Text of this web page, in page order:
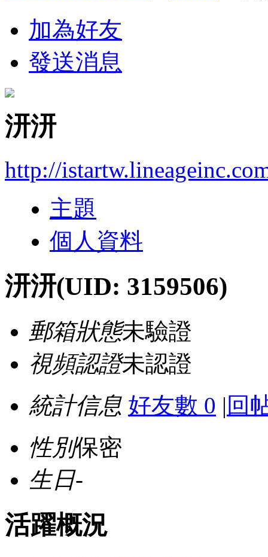
加為好友
發送消息
汧汧
http://
主題
個人資料
汧汧(UID: 3159506)
郵箱狀態未驗證
視頻認證未認證
統計信息 好友數 0 | 回
性別保密
生日-
活躍概況